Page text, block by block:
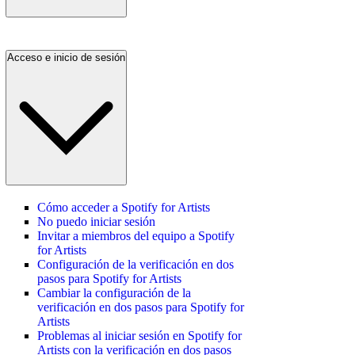
Acceso e inicio de sesión
Cómo acceder a Spotify for Artists
No puedo iniciar sesión
Invitar a miembros del equipo a Spotify
for Artists
Configuración de la verificación en dos
pasos para Spotify for Artists
Cambiar la configuración de la
verificación en dos pasos para Spotify for
Artists
Problemas al iniciar sesión en Spotify for
Artists con la verificación en dos pasos